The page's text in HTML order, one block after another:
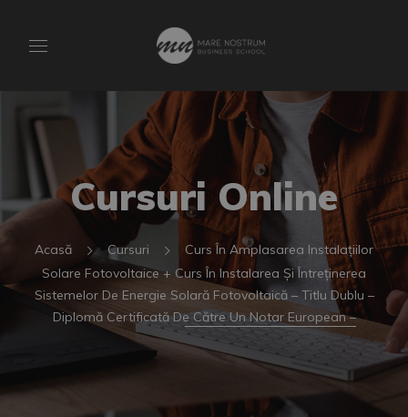
Cursuri Online
Acasă Cursuri
Curs În Amplasarea Instalațiilor
Solare Fotovoltaice + Curs În Instalarea Și Întreținerea
Sistemelor De Energie Solară Fotovoltaică – Titlu Dublu –
Diplomă Certificată De Către Un Notar European –